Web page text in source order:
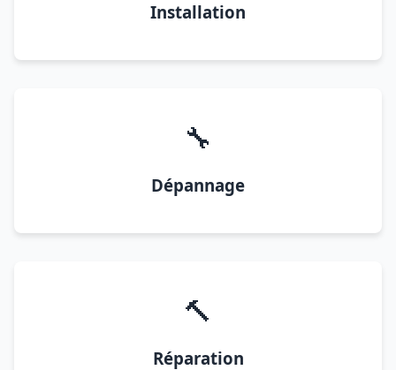
Installation
🔧
Dépannage
🔨
Réparation